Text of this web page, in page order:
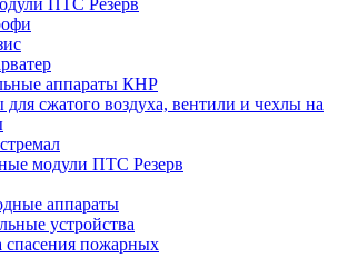
ПТС Резерв
аппараты КНР
для сжатого воздуха, вентили и чехлы на
модули ПТС Резерв
аппараты
устройства
спасения пожарных